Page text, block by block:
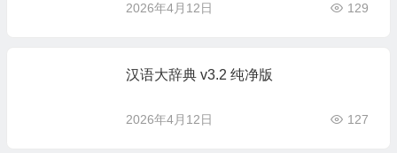
2026年4月12日 129
汉语大辞典 v3.2 纯净版
2026年4月12日 127